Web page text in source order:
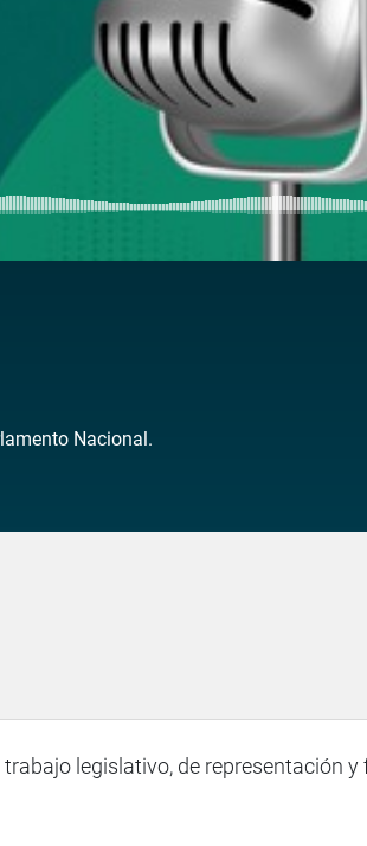
Nacional.
legislativo, de representación y